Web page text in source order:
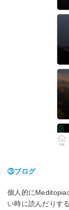
③ブログ
個人的にMeditopia
い時に読んだりす